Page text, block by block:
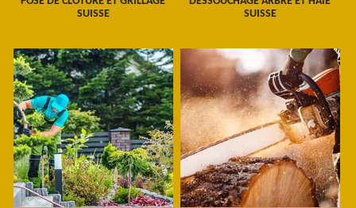
SUISSE
SUISSE